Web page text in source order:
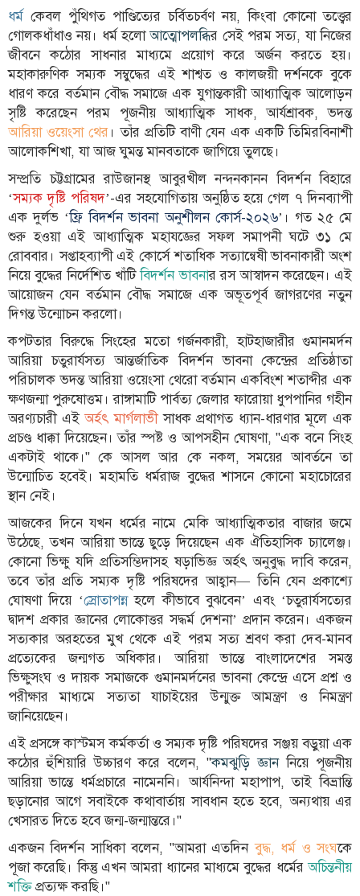
তথ্য-
প্রযুক্তি
মতামত
ধর্ম
শিশু-
কিশোর
ক্যাম্পাস
সাহিত্য
ও
সংস্কৃতি
নারী
ও
শিশু
ভ্রমণ
লাইফস্টাইল
এক্সক্লুসিভ
সোস্যাল
মিডিয়া
গণমাধ্যম
রাজধানী
ইতিহাস
কথা
কয়
ক্যারিয়ার
চাকুরি
সৌখিন
ফটোগ্রাফার
বিতর্কায়ন
নারীকণ্ঠ
চাঁদপুর
কণ্ঠের
প্রতিষ্ঠাবার্ষিকী
ছবি
ধর্মকেবল পুঁথিগত পাণ্ডিত্যের চর্বিতচর্বণ নয়, কিংবা কোনো তত্ত্বের
গোলকধাঁধাও নয়। ধর্ম হলোআত্মোপলব্ধির সেই পরম সত্য, যা নিজের
জীবনে কঠোর সাধনার মাধ্যমে প্রয়োগ করে অর্জন করতে হয়।
মহাকারুণিক সম্যক সম্বুদ্ধের এই শাশ্বত ও কালজয়ী দর্শনকে বুকে
ধারণ করে বর্তমান বৌদ্ধ সমাজে এক যুগান্তকারী আধ্যাত্মিক আলোড়ন
সৃষ্টি করেছেন পরম পূজনীয় আধ্যাত্মিক সাধক, আর্যশ্রাবক, ভদন্ত
আরিয়া ওয়েংসা থের । তাঁর প্রতিটি বাণী যেন এক একটি তিমিরবিনাশী
আলোকশিখা, যা আজ ঘুমন্ত মানবতাকে জাগিয়ে তুলছে।
সম্প্রতি চট্টগ্রামের রাউজানস্থ আবুরখীল নন্দনকানন বিদর্শন বিহারে
‘সম্যক দৃষ্টি পরিষদ’-এর সহযোগিতায় অনুষ্ঠিত হয়ে গেল ৭ দিনব্যাপী
এক দুর্লভ ‘ফ্রি বিদর্শন ভাবনা অনুশীলন কোর্স-২০২৬’। গত ২৫ মে
শুরু হওয়া এই আধ্যাত্মিক মহাযজ্ঞের সফল সমাপনী ঘটে ৩১ মে
রোববার। সপ্তাহব্যাপী এই কোর্সে শতাধিক সত্যান্বেষী ভাবনাকারী অংশ
নিয়ে বুদ্ধের নির্দেশিত খাঁটিবিদর্শন ভাবনার রস আস্বাদন করেছেন। এই
আয়োজন যেন বর্তমান বৌদ্ধ সমাজে এক অভূতপূর্ব জাগরণের নতুন
দিগন্ত উন্মোচন করলো।
কপটতার বিরুদ্ধে সিংহের মতো গর্জনকারী, হাটহাজারীর গুমানমর্দন
আরিয়া চতুরার্যসত্য আন্তর্জাতিক বিদর্শন ভাবনা কেন্দ্রের প্রতিষ্ঠাতা
পরিচালক ভদন্ত আরিয়া ওয়েংসা থেরো বর্তমান একবিংশ শতাব্দীর এক
ক্ষণজন্মা পুরুষোত্তম। রাঙ্গামাটি পার্বত্য জেলার ফারোয়া ধুপপানির গহীন
অরণ্যচারী এইঅর্হৎ মার্গলাভীসাধক প্রথাগত ধ্যান-ধারণার মূলে এক
প্রচণ্ড ধাক্কা দিয়েছেন। তাঁর স্পষ্ট ও আপসহীন ঘোষণা, "এক বনে সিংহ
একটাই থাকে।" কে আসল আর কে নকল, সময়ের আবর্তনে তা
উন্মোচিত হবেই। মহামতি ধর্মরাজ বুদ্ধের শাসনে কোনো মহাচোরের
স্থান নেই।
আজকের দিনে যখন ধর্মের নামে মেকি আধ্যাত্মিকতার বাজার জমে
উঠেছে, তখন আরিয়া ভান্তে ছুড়ে দিয়েছেন এক ঐতিহাসিক চ্যালেঞ্জ।
কোনো ভিক্ষু যদি প্রতিসম্ভিদাসহ ষড়াভিজ্ঞ অর্হৎ অনুবুদ্ধ দাবি করেন,
তবে তাঁর প্রতি সম্যক দৃষ্টি পরিষদের আহ্বান— তিনি যেন প্রকাশ্যে
ঘোষণা দিয়ে ‘স্রোতাপন্নহলে কীভাবে বুঝবেন’ এবং ‘চতুরার্যসত্যের
দ্বাদশ প্রকার জ্ঞানের লোকোত্তর সদ্ধর্ম দেশনা’ প্রদান করেন। একজন
সত্যকার অরহতের মুখ থেকে এই পরম সত্য শ্রবণ করা দেব-মানব
প্রত্যেকের জন্মগত অধিকার। আরিয়া ভান্তে বাংলাদেশের সমস্ত
ভিক্ষুসংঘ ও দায়ক সমাজকে গুমানমর্দনের ভাবনা কেন্দ্রে এসে প্রশ্ন ও
পরীক্ষার মাধ্যমে সত্যতা যাচাইয়ের উন্মুক্ত আমন্ত্রণ ও নিমন্ত্রণ
জানিয়েছেন।
এই প্রসঙ্গে কাস্টমস কর্মকর্তা ও সম্যক দৃষ্টি পরিষদের সঞ্জয় বড়ুয়া এক
কঠোর হুঁশিয়ারি উচ্চারণ করে বলেন, "কমঝুড়ি জ্ঞাননিয়ে পূজনীয়
আরিয়া ভান্তে ধর্মপ্রচারে নামেননি। আর্যনিন্দা মহাপাপ, তাই বিভ্রান্তি
ছড়ানোর আগে সবাইকে কথাবার্তায় সাবধান হতে হবে, অন্যথায় এর
খেসারত দিতে হবে জন্ম-জন্মান্তরে।"
একজন বিদর্শন সাধিকা বলেন, "আমরা এতদিনবুদ্ধ, ধর্ম ও সংঘকে
পূজা করেছি। কিন্তু এখন আমরা ধ্যানের মাধ্যমে বুদ্ধের ধর্মেরঅচিন্তনীয়
শক্তিপ্রত্যক্ষ করছি।"